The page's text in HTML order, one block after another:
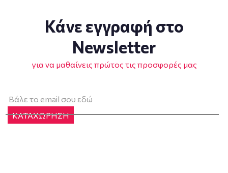
Κάνε εγγραφή στο
Newsletter
για να μαθαίνεις πρώτος τις προσφορές μας
ΚΑΤΑΧΩΡΗΣΗ